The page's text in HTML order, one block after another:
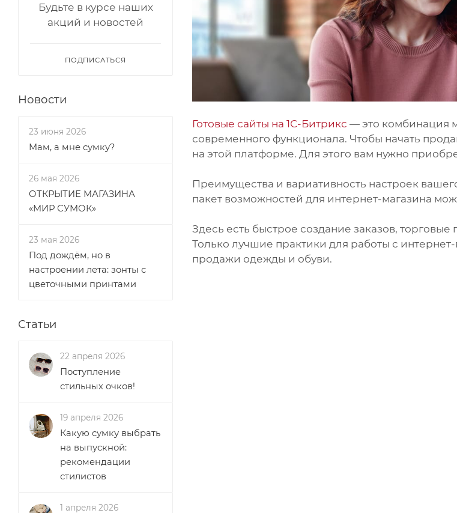
Готовые сайты на 1С-Битрикс — это комбинация
современного функционала. Чтобы начать
на этой платформе. Для этого вам нужно
Преимущества и вариативность настроек
пакет возможностей для интернет-магазина
Здесь есть быстрое создание заказов,
Только лучшие практики для работы с
продажи одежды и обуви.
Будьте в курсе наших
акций и новостей
ПОДПИСАТЬСЯ
Новости
23 июня 2026
Мам, а мне сумку?
26 мая 2026
ОТКРЫТИЕ МАГАЗИНА
«МИР СУМОК»
23 мая 2026
Под дождём, но в
настроении лета: зонты с
цветочными принтами
Статьи
22 апреля 2026
Поступление
стильных очков!
19 апреля 2026
Какую сумку выбрать
на выпускной:
рекомендации
стилистов
1 апреля 2026